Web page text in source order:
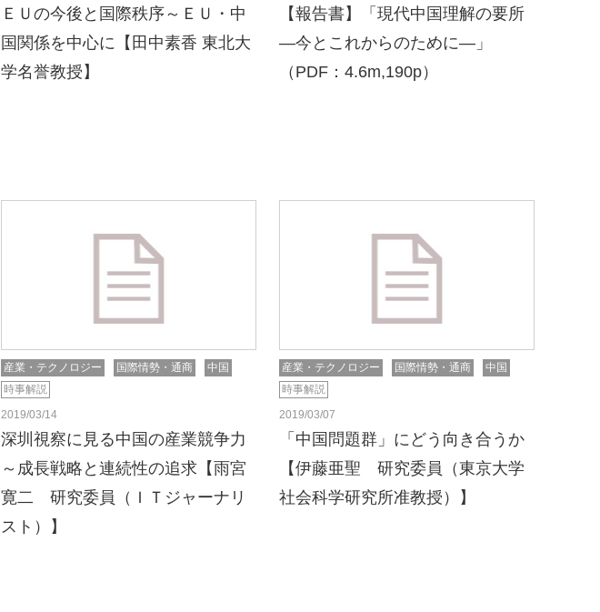
ＥＵの今後と国際秩序～ＥＵ・中
国関係を中心に【田中素香 東北大
学名誉教授】
【報告書】「現代中国理解の要所
―今とこれからのために―」
（PDF：4.6m,190p）
産業・テクノロジー 国際情勢・通商
中国
時事解説
2019/03/14
深圳視察に見る中国の産業競争力
～成長戦略と連続性の追求【雨宮
寛二 研究委員（ＩＴジャーナリ
スト）】
産業・テクノロジー 国際情勢・通商
中国
時事解説
2019/03/07
「中国問題群」にどう向き合うか
【伊藤亜聖 研究委員（東京大学
社会科学研究所准教授）】